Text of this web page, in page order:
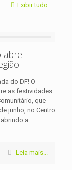
Exibir tudo
abre
do DF! O
as festividades
que
junho, no Centro
a
Leia mais...